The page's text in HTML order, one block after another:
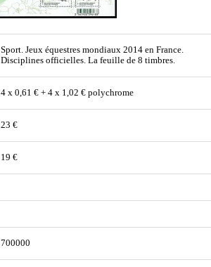
Sport. Jeux équestres mondiaux 2014 en France.
Disciplines officielles. La feuille de 8 timbres.
4 x 0,61 € + 4 x 1,02 € polychrome
23 €
19 €
700000